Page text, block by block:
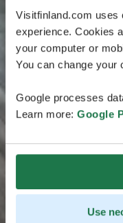
Visitfinland.com uses
experience. Cookies
your computer or
You can change your
Google processes
Learn more: Google
Use